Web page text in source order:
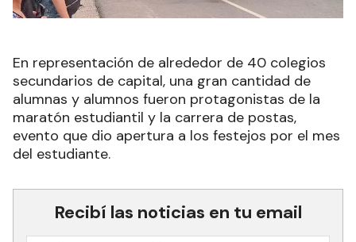
En representación de alrededor de 40 colegios
secundarios de capital, una gran cantidad de
alumnas y alumnos fueron protagonistas de la
maratón estudiantil y la carrera de postas,
evento que dio apertura a los festejos por el mes
del estudiante.
Recibí las noticias en tu email